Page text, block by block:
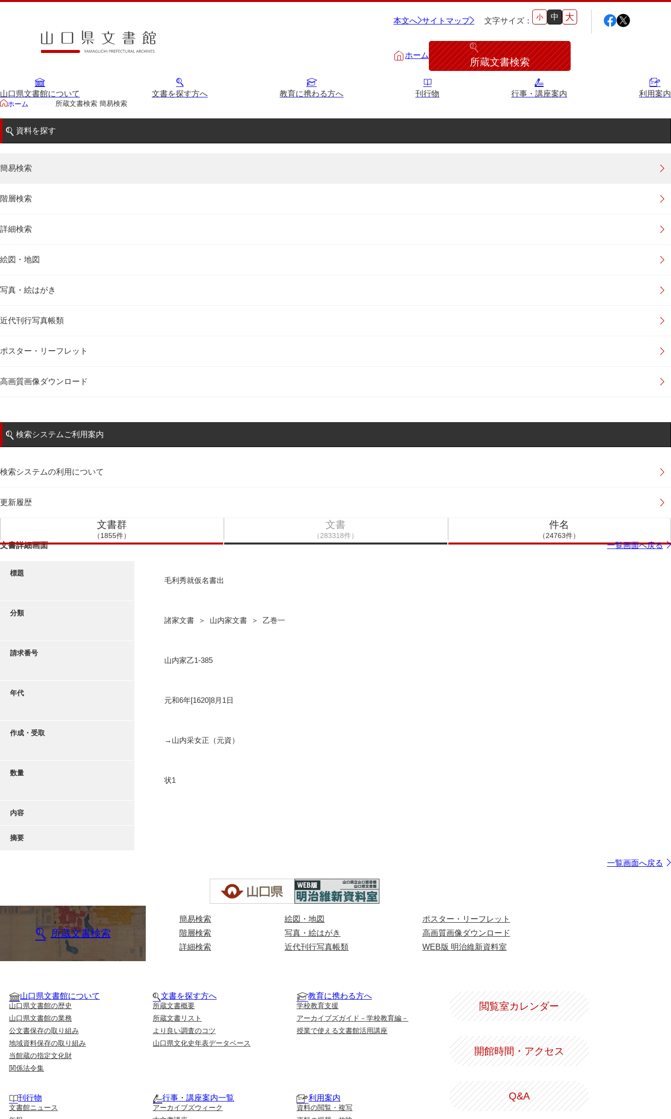
本文へ サイトマップ 文字サイズ： 小 中 大
ホーム
所蔵文書検索
山口県文書館について 文書を探す方へ 教育に携わる方へ 刊行物 行事・講座案内 利用案内
ホーム 所蔵文書検索 簡易検索
資料を探す
簡易検索
階層検索
詳細検索
絵図・地図
写真・絵はがき
近代刊行写真帳類
ポスター・リーフレット
高画質画像ダウンロード
検索システムご利用案内
検索システムの利用について
更新履歴
文書群
（1855件）
文書
（283318件）
件名
（24763件）
文書詳細画面 一覧画面へ戻る
標題
毛利秀就仮名書出
分類
諸家文書 ＞ 山内家文書 ＞ 乙巻一
請求番号
山内家乙1-385
年代
元和6年[1620]8月1日
作成・受取
→山内采女正（元資）
数量
状1
内容
摘要
一覧画面へ戻る
所蔵文書検索
簡易検索
階層検索
詳細検索
絵図・地図
写真・絵はがき
近代刊行写真帳類
ポスター・リーフレット
高画質画像ダウンロード
WEB版 明治維新資料室
山口県文書館について
山口県文書館の歴史
山口県文書館の業務
公文書保存の取り組み
地域資料保存の取り組み
当館蔵の指定文化財
関係法令集
文書を探す方へ
所蔵文書概要
所蔵文書リスト
より良い調査のコツ
山口県文化史年表データベース
教育に携わる方へ
学校教育支援
アーカイブズガイド－学校教育編－
授業で使える文書館活用講座
刊行物
文書館ニュース
行事・講座案内一覧
アーカイブズウィーク
利用案内
資料の閲覧・複写
閲覧室カレンダー
開館時間・アクセス
Q&A